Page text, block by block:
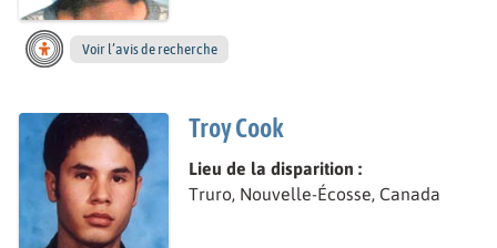
Voir l’avis de recherche
Troy Cook
Lieu de la disparition :
Truro, Nouvelle-Écosse, Canada